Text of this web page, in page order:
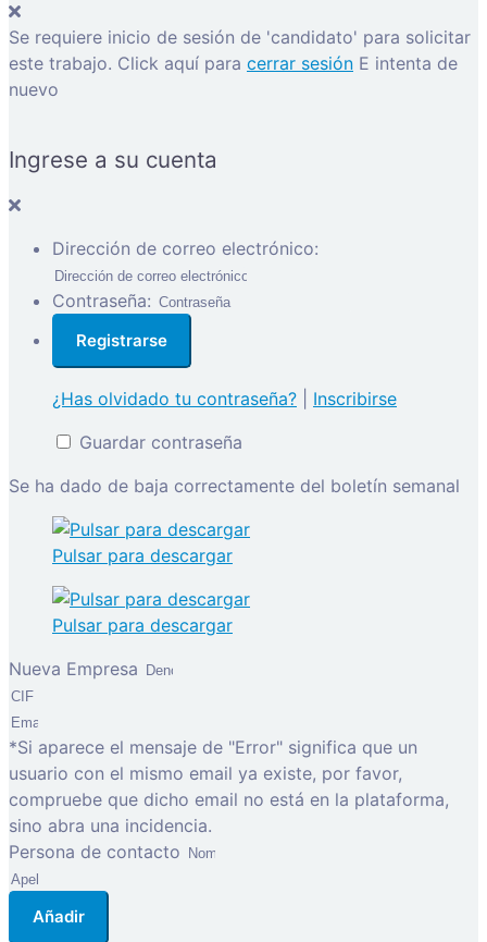
Se requiere inicio de sesión de 'candidato' para solicitar
este trabajo. Click aquí para cerrar sesión E intenta de
nuevo
Ingrese a su cuenta
Dirección de correo electrónico:
Contraseña:
¿Has olvidado tu contraseña?
Inscribirse
Guardar contraseña
Se ha dado de baja correctamente del boletín semanal
Pulsar para descargar
Pulsar para descargar
Nueva Empresa
*Si aparece el mensaje de "Error" significa que un
usuario con el mismo email ya existe, por favor,
compruebe que dicho email no está en la plataforma,
sino abra una incidencia.
Persona de contacto
Añadir